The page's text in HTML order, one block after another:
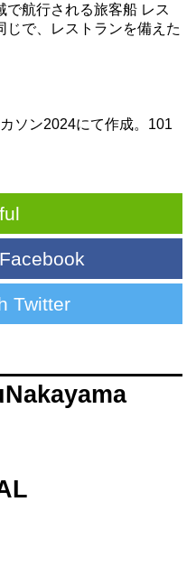
で航行される旅客船 レス
じで、レストランを備えた
ソン2024にて作成。101
Twitter